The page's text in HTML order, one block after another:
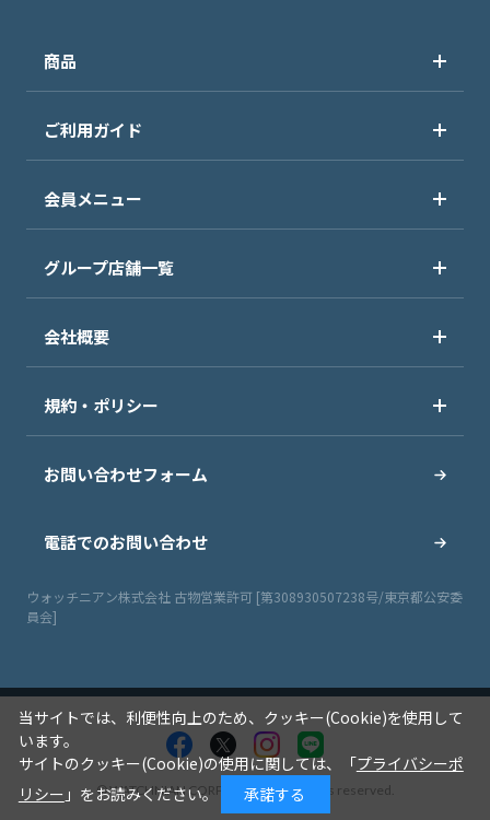
商品
ご利用ガイド
会員メニュー
グループ店舗一覧
会社概要
規約・ポリシー
お問い合わせフォーム
電話でのお問い合わせ
ウォッチニアン株式会社 古物営業許可 [第308930507238号/東京都公安委
員会]
© WATCHNIAN CORPORATION All rights reserved.
当サイトでは、利便性向上のため、クッキー(Cookie)を使用して
います。
サイトのクッキー(Cookie)の使用に関しては、「プライバシーポ
リシー 」をお読みください。 承諾する